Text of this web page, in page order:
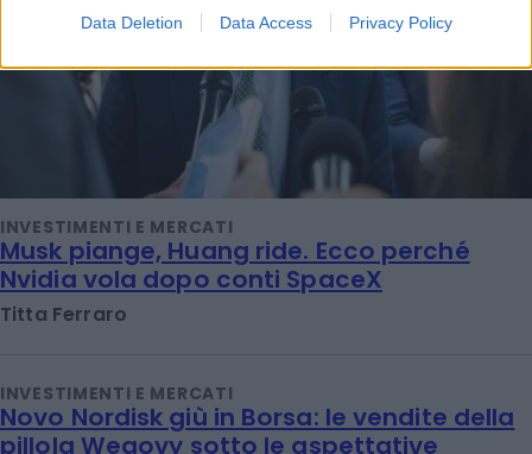
Data Deletion Data Access Privacy Policy
INVESTIMENTI E MERCATI
Musk piange, Huang ride. Ecco perché
Nvidia vola dopo conti SpaceX
Titta Ferraro
INVESTIMENTI E MERCATI
Novo Nordisk giù in Borsa: le vendite della
pillola Wegovy sotto le aspettative